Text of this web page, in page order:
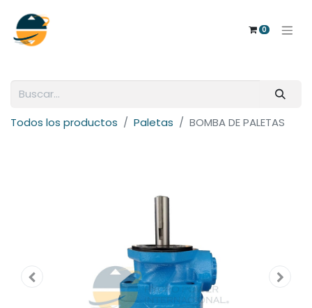
0
Todos los productos Paletas BOMBA DE PALETAS